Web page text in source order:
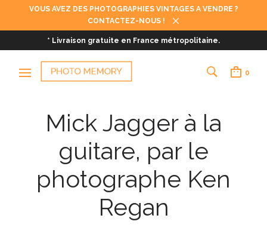
VOUS AVEZ DES PHOTOGRAPHIES VINTAGES A VENDRE ?
CONTACTEZ-NOUS !
* Livraison gratuite en France métropolitaine.
0
Mick Jagger à la
guitare, par le
photographe Ken
Regan